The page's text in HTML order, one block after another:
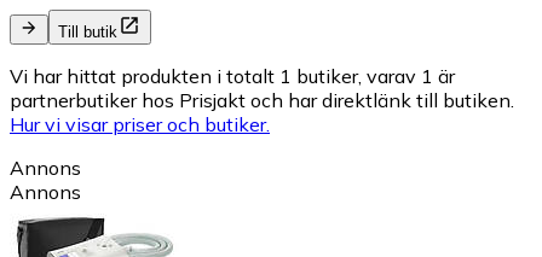
Till butik
Vi har hittat produkten i totalt 1 butiker, varav 1 är
partnerbutiker hos Prisjakt och har direktlänk till butiken.
Hur vi visar priser och butiker.
Annons
Annons